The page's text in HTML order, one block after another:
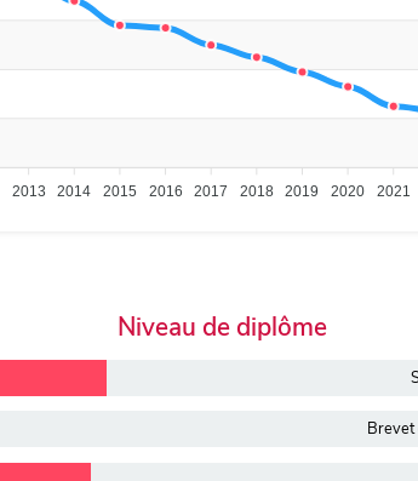
2013 2014 2015 2016 2017 2018 2019 2020 2021
Niveau de diplôme
Brevet